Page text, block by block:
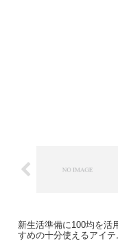
新生活準備に100均を活
すめの十分使えるアイテ